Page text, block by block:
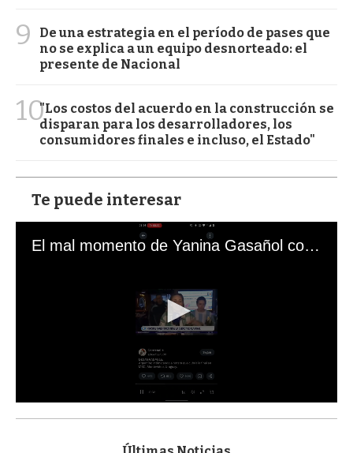
9
De una estrategia en el período de pases que
no se explica a un equipo desnorteado: el
presente de Nacional
10"Los costos del acuerdo en la construcción se
disparan para los desarrolladores, los
consumidores finales e incluso, el Estado"
Te puede interesar
El mal momento de Yanina Gasañol con un hincha argentino en "Subrayado"
s